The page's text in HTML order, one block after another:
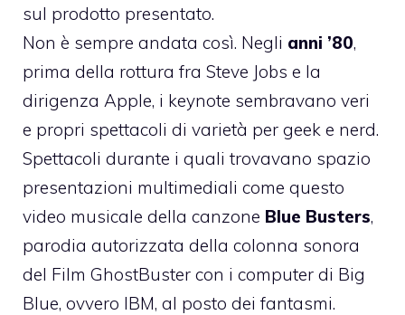
sul prodotto presentato.
Non è sempre andata così. Negli anni ’80,
prima della rottura fra Steve Jobs e la
dirigenza Apple, i keynote sembravano veri
e propri spettacoli di varietà per geek e nerd.
Spettacoli durante i quali trovavano spazio
presentazioni multimediali come questo
video musicale della canzone Blue Busters,
parodia autorizzata della colonna sonora
del Film GhostBuster con i computer di Big
Blue, ovvero IBM, al posto dei fantasmi.